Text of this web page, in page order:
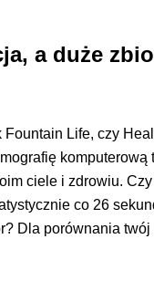
a duże
Fountain Life, czy
ciele i zdrowiu.
co 26
Dla porównania